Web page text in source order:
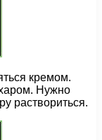
кремом.
Нужно
раствориться.